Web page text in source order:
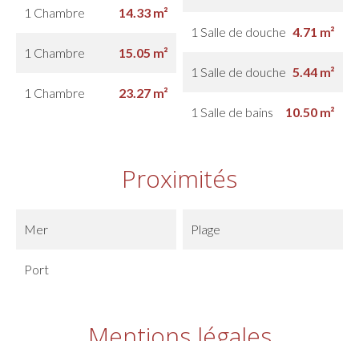
1 Chambre
14.33 m²
1 Salle de douche 4.71 m²
1 Chambre
15.05 m²
1 Salle de douche 5.44 m²
1 Chambre
23.27 m²
1 Salle de bains
10.50 m²
Proximités
Mer Plage
Port